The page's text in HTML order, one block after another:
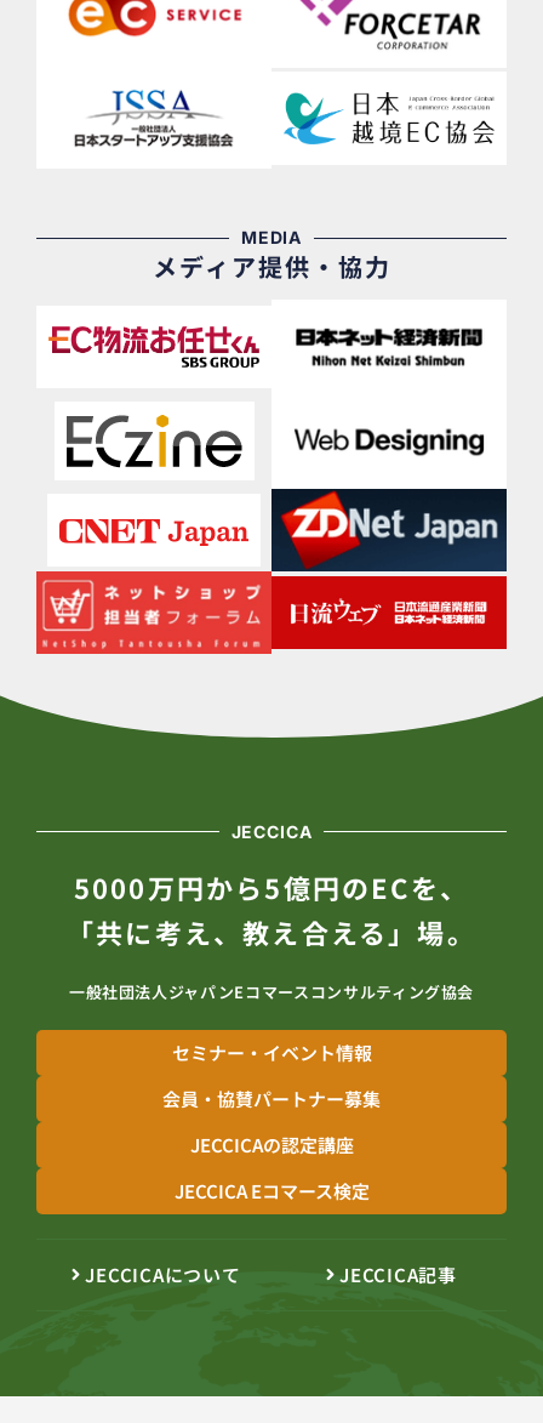
MEDIA
メディア提供・協力
JECCICA
5000万円から5億円のECを、
「共に考え、教え合える」場。
一般社団法人ジャパンEコマースコンサルティング協会
セミナー・イベント情報
会員・協賛パートナー募集
JECCICAの認定講座
JECCICA Eコマース検定
JECCICAについて JECCICA記事